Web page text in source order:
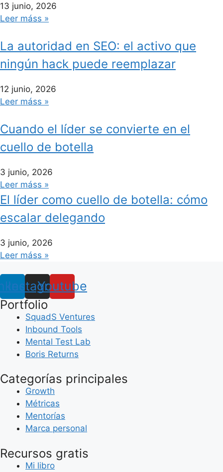
13 junio, 2026
Leer máss »
La autoridad en SEO: el activo que
ningún hack puede reemplazar
12 junio, 2026
Leer máss »
Cuando el líder se convierte en el
cuello de botella
3 junio, 2026
Leer máss »
El líder como cuello de botella: cómo
escalar delegando
3 junio, 2026
Leer máss »
Instagram
Youtube
Portfolio
SquadS Ventures
Inbound Tools
Mental Test Lab
Boris Returns
Categorías principales
Growth
Métricas
Mentorías
Marca personal
Recursos gratis
Mi libro